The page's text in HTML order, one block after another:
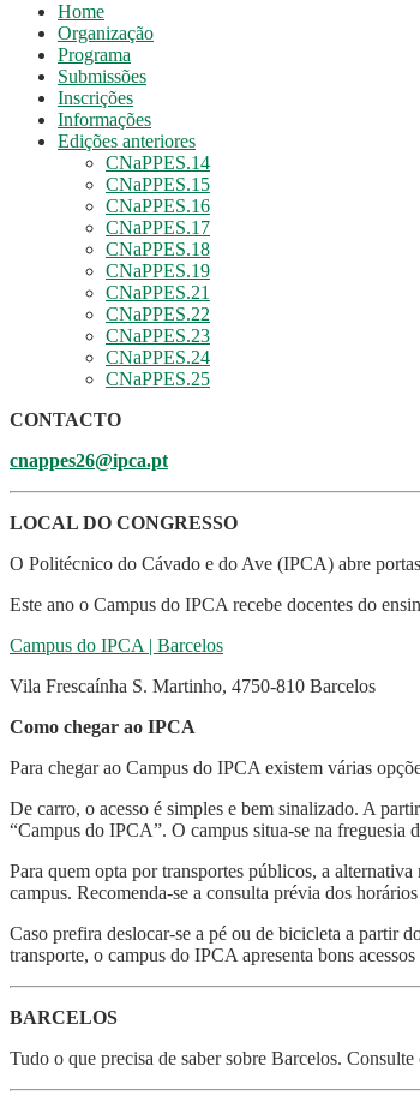
Home
Organização
Programa
Submissões
Inscrições
Informações
Edições anteriores
CNaPPES.14
CNaPPES.15
CNaPPES.16
CNaPPES.17
CNaPPES.18
CNaPPES.19
CNaPPES.21
CNaPPES.22
CNaPPES.23
CNaPPES.24
CNaPPES.25
CONTACTO
cnappes26@ipca.pt
LOCAL DO CONGRESSO
O Politécnico do Cávado e do Ave (IPCA) abre
Este ano o Campus do IPCA recebe docentes do
Campus do IPCA | Barcelos
Vila Frescaínha S. Martinho, 4750-810 Barcelos
Como chegar ao IPCA
Para chegar ao Campus do IPCA existem várias
De carro, o acesso é simples e bem sinalizado. A
“Campus do IPCA”. O campus situa-se na freguesia
Para quem opta por transportes públicos, a
campus. Recomenda-se a consulta prévia dos
Caso prefira deslocar-se a pé ou de bicicleta a partir
transporte, o campus do IPCA apresenta bons
BARCELOS
Tudo o que precisa de saber sobre Barcelos. Consulte